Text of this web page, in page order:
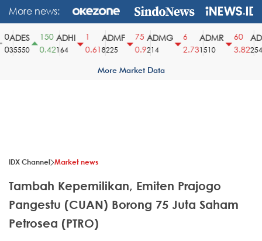
More news:
ADES
35550
150
0.42
ADHI
164
0.61
ADMF
8225
75
0.9
ADMG
214
2.73
ADMR
1510
60
3.822540
More Market Data
IDX Channel Market news
Tambah Kepemilikan, Emiten Prajogo
Pangestu (CUAN) Borong 75 Juta Saham
Petrosea (PTRO)